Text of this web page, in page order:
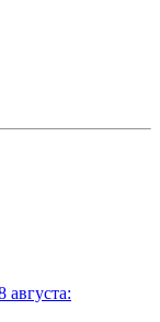
августа: